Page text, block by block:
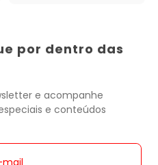
por dentro das
e acompanhe
e conteúdos